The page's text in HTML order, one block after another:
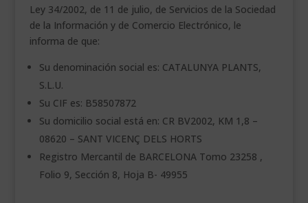
Ley 34/2002, de 11 de julio, de Servicios de la Sociedad
de la Información y de Comercio Electrónico, le
informa de que:
Su denominación social es: CATALUNYA PLANTS,
S.L.U.
Su CIF es: B58507872
Su domicilio social está en: CR BV2002, KM 1,8 –
08620 – SANT VICENÇ DELS HORTS
Registro Mercantil de BARCELONA Tomo 23258 ,
Folio 9, Sección 8, Hoja B- 49955